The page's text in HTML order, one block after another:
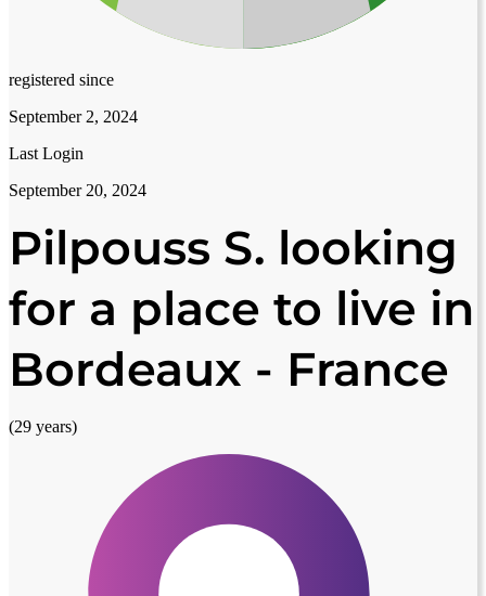
registered since
September 2, 2024
Last Login
September 20, 2024
Pilpouss S. looking
for a place to live in
Bordeaux - France
(29 years)